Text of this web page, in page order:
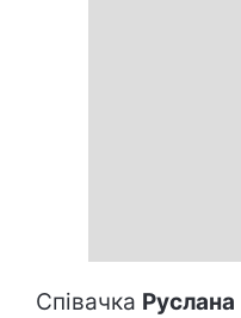
Співачка Руслана